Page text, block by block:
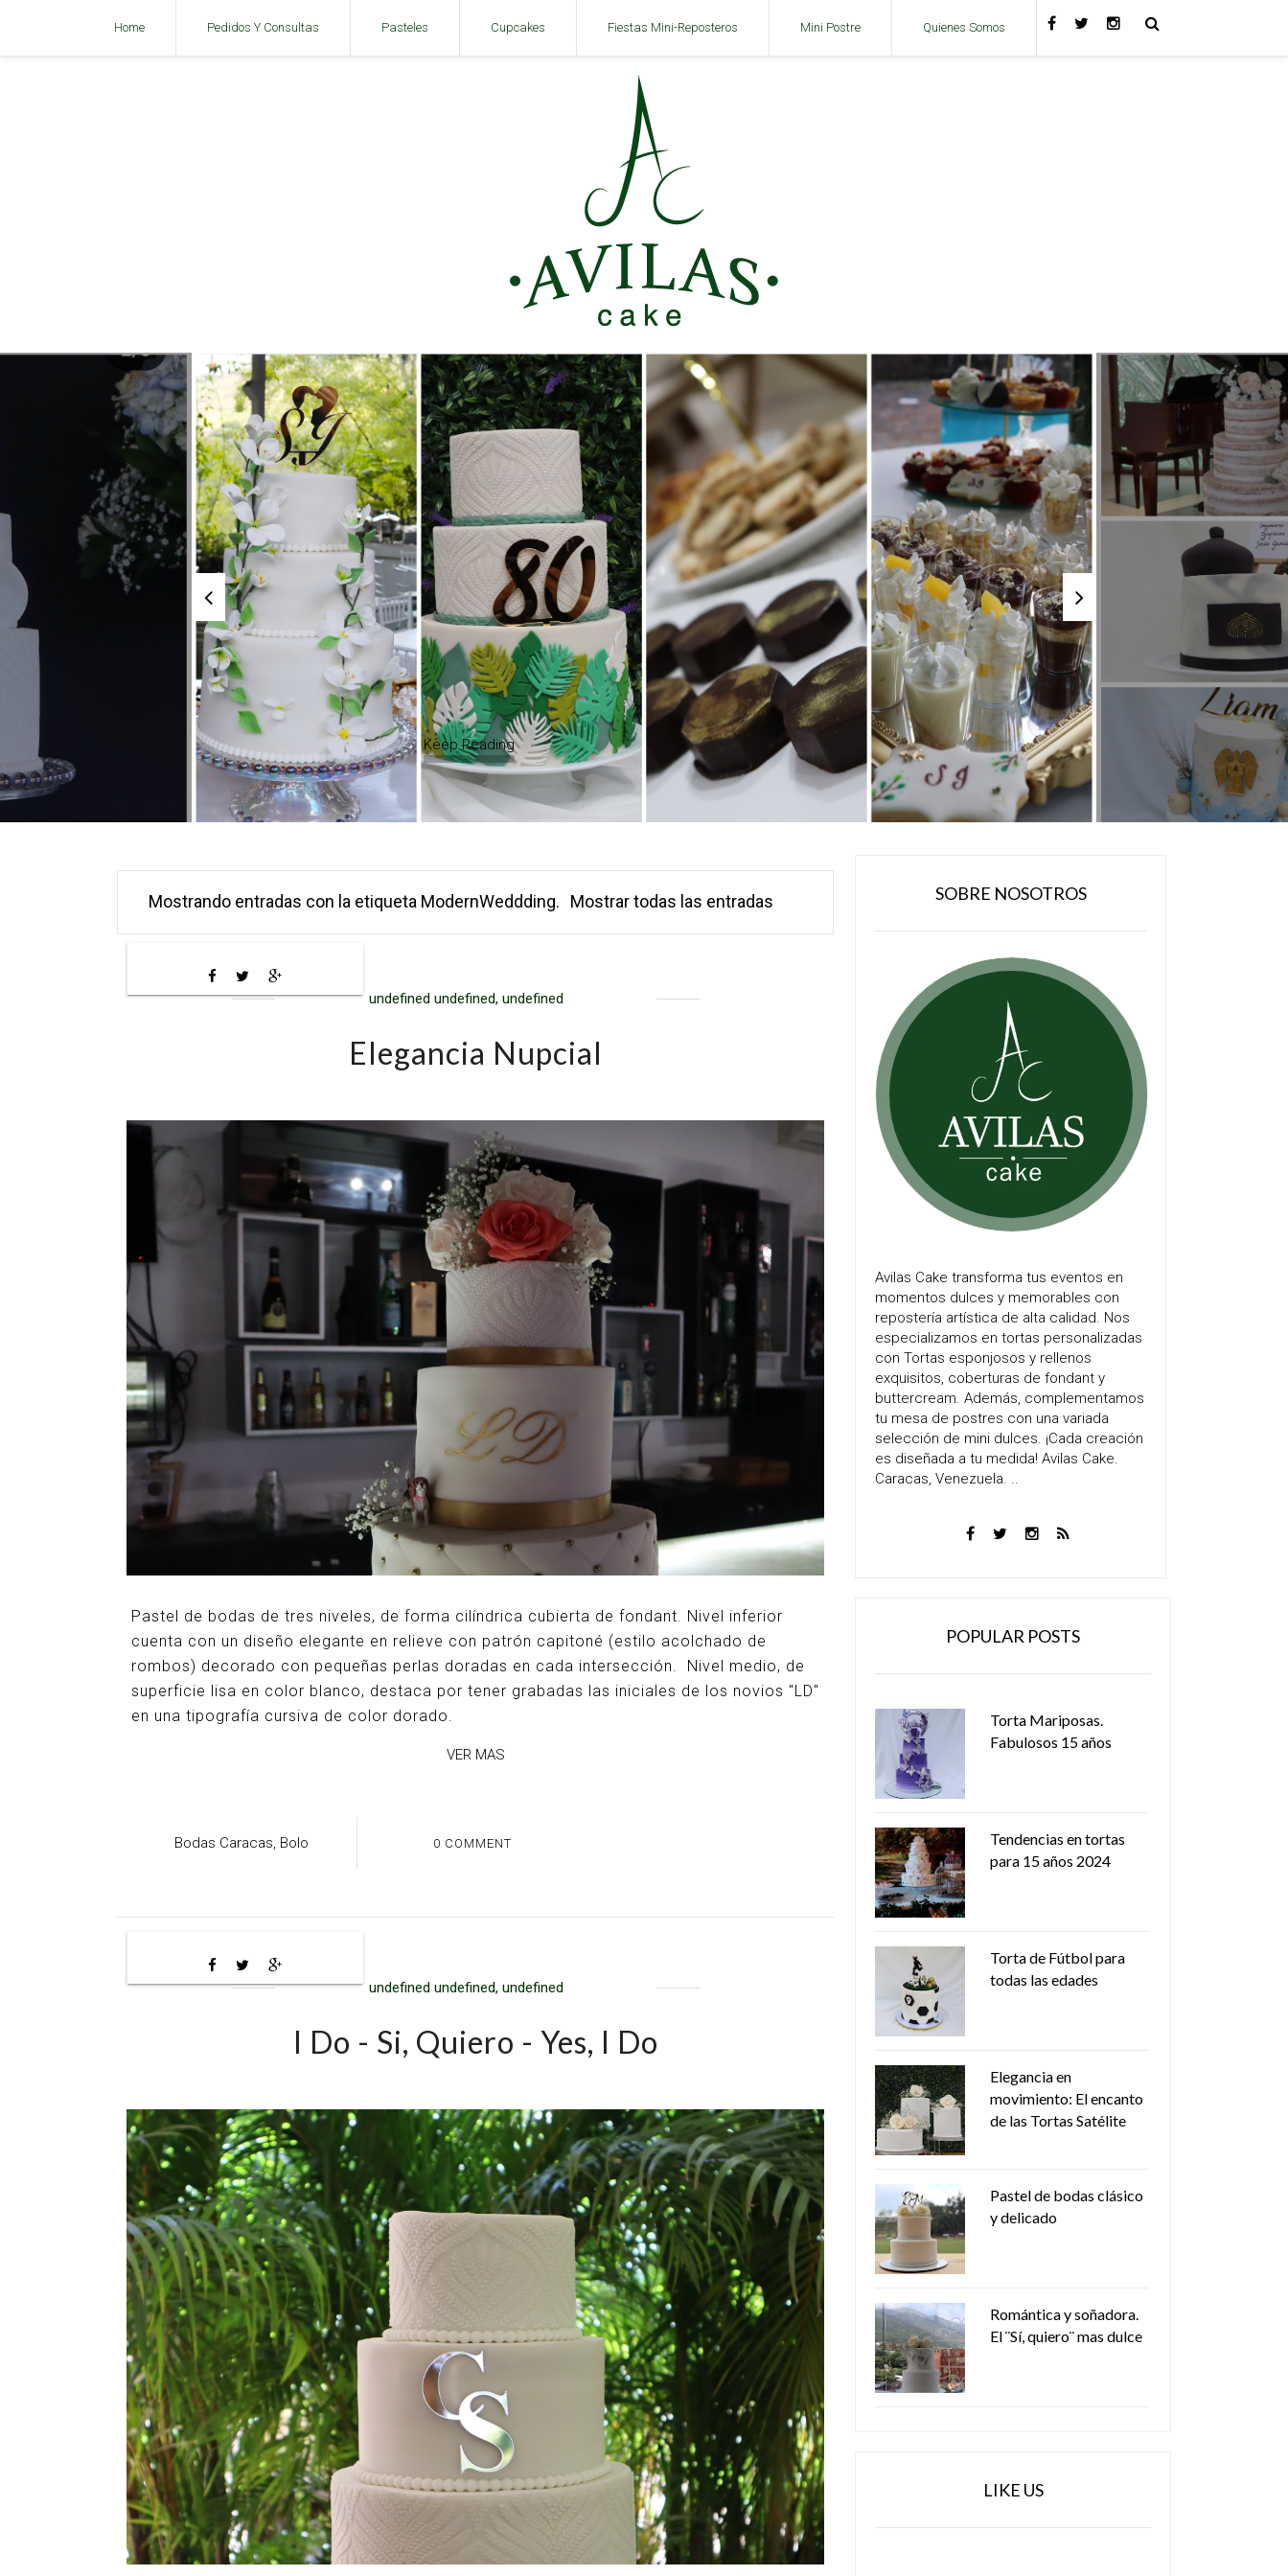
Home Pedidos Y Consultas Pasteles Cupcakes Fiestas Mini-Reposteros Mini Postre Quienes Somos
Keep Reading
Mostrando entradas con la etiqueta ModernWeddding. Mostrar todas las entradas
undefined undefined, undefined
Elegancia Nupcial
Pastel de bodas de tres niveles, de forma cilíndrica cubierta de fondant. Nivel inferior
cuenta con un diseño elegante en relieve con patrón capitoné (estilo acolchado de
rombos) decorado con pequeñas perlas doradas en cada intersección. Nivel medio, de
superficie lisa en color blanco, destaca por tener grabadas las iniciales de los novios "LD"
en una tipografía cursiva de color dorado.
VER MAS
Bodas Caracas, Bolo 0 COMMENT
undefined undefined, undefined
I Do - Si, Quiero - Yes, I Do
SOBRE NOSOTROS
Avilas Cake transforma tus eventos en
momentos dulces y memorables con
repostería artística de alta calidad. Nos
especializamos en tortas personalizadas
con Tortas esponjosos y rellenos
exquisitos, coberturas de fondant y
buttercream. Además, complementamos
tu mesa de postres con una variada
selección de mini dulces. ¡Cada creación
es diseñada a tu medida! Avilas Cake.
Caracas, Venezuela. ..
POPULAR POSTS
Torta Mariposas.
Fabulosos 15 años
Tendencias en tortas
para 15 años 2024
Torta de Fútbol para
todas las edades
Elegancia en
movimiento: El encanto
de las Tortas Satélite
Pastel de bodas clásico
y delicado
Romántica y soñadora.
El ¨Sí, quiero¨ mas dulce
LIKE US